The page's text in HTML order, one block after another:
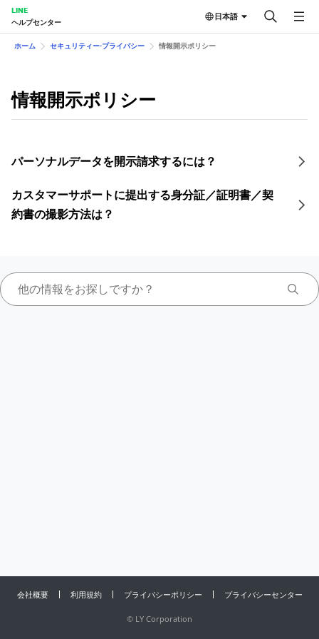
LINE
ヘルプセンター
日本語
ホーム セキュリティー⋅プライバシー 情報開示ポリシー
情報開示ポリシー
パーソナルデータを開示請求するには？
カスタマーサポートに提出する身分証／証明書／契
約書の撮影方法は？
会社概要 利用規約 プライバシーポリシー プライバシーセンター
© LY Corporation